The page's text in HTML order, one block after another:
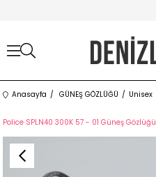
Anasayfa GÜNEŞ GÖZLÜĞÜ Unisex
Police SPLN40 300K 57 - 01 Güneş Gözlüğü